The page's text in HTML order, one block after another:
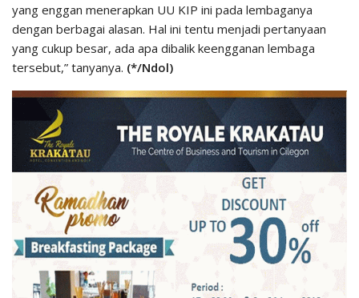
yang enggan menerapkan UU KIP ini pada lembaganya
dengan berbagai alasan. Hal ini tentu menjadi pertanyaan
yang cukup besar, ada apa dibalik keengganan lembaga
tersebut,” tanyanya. (*/Ndol)